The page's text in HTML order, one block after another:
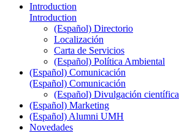
Introduction
Introduction
(Español) Directorio
Localización
Carta de Servicios
(Español) Política Ambiental
(Español) Comunicación
(Español) Comunicación
(Español) Divulgación científica
(Español) Marketing
(Español) Alumni UMH
Novedades